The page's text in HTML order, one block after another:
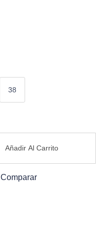
38
Añadir Al Carrito
Comparar